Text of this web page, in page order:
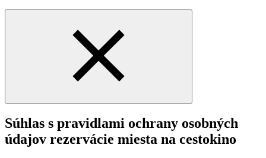
Súhlas s pravidlami ochrany osobných
údajov rezervácie miesta na cestokino